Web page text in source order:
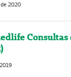
2020
Consultas